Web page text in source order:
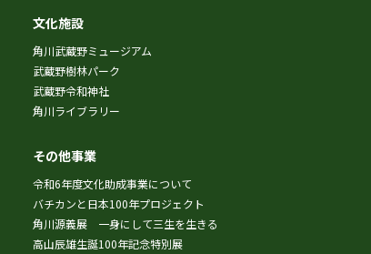
文化施設
角川武蔵野ミュージアム
武蔵野樹林パーク
武蔵野令和神社
角川ライブラリー
その他事業
令和6年度文化助成事業について
バチカンと日本100年プロジェクト
角川源義展 一身にして三生を生きる
高山辰雄生誕100年記念特別展